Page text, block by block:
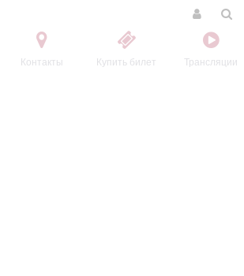
Контакты Купить билет Трансляции